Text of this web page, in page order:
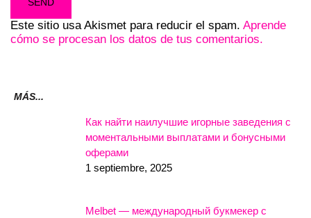
Este sitio usa Akismet para reducir el spam. Aprende
cómo se procesan los datos de tus comentarios.
MÁS...
Как найти наилучшие игорные заведения с
моментальными выплатами и бонусными
оферами
1 septiembre, 2025
Melbet — международный букмекер с